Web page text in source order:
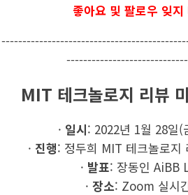
좋아요 및 팔로우 잊
MIT 테크놀로지 리뷰
· 일시: 2022년 1월 28일(
· 진행: 정두희 MIT 테크놀로지
· 발표: 장동인 AiBB
· 장소: Zoom 실시